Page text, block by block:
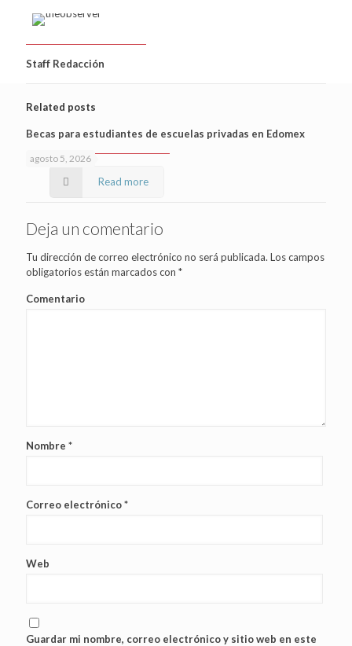
Staff Redacción
Related posts
agosto 5, 2026
Becas para estudiantes de escuelas privadas en Edomex
Read more
Deja un comentario
Tu dirección de correo electrónico no será publicada. Los campos
obligatorios están marcados con *
Comentario
Nombre *
Correo electrónico*
Web
Guardar mi nombre, correo electrónico y sitio web en este